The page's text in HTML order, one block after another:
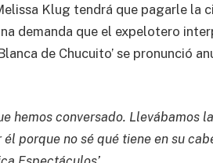
Klug tendrá que pagarle la
demanda que el expelotero
de Chucuito’ se pronunció
hemos conversado. Llevábamos
porque no sé qué tiene en su